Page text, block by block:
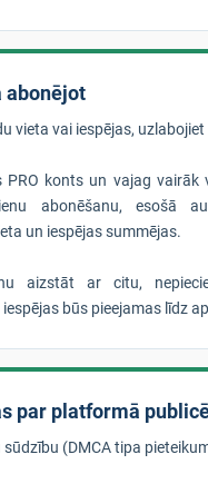
abonējot
vieta vai iespējas,
konts un vajag vairāk
abonēšanu, esošā
un iespējas summējas.
aizstāt ar citu,
būs pieejamas līdz
par platformā
sūdzību (DMCA tipa